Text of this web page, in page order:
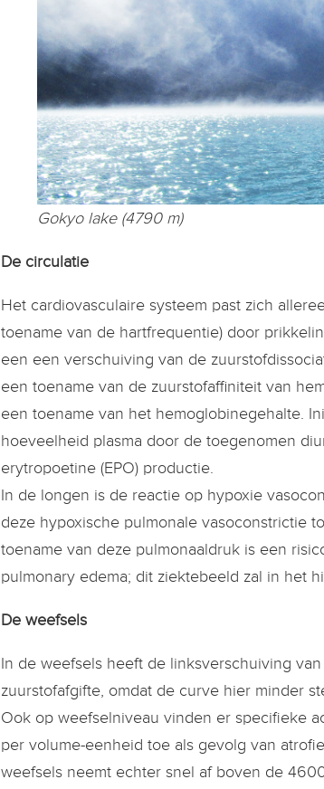
Gokyo lake (4790 m)
De circulatie
Het cardiovasculaire systeem past zich
toename van de hartfrequentie) door
een een verschuiving van de
een toename van de zuurstofaffiniteit van
een toename van het hemoglobinegehalte.
hoeveelheid plasma door de toegenomen
erytropoetine (EPO) productie.
In de longen is de reactie op hypoxie
deze hypoxische pulmonale vasoconstrictie
toename van deze pulmonaaldruk is een
pulmonary edema; dit ziektebeeld zal in het
De weefsels
In de weefsels heeft de linksverschuiving
zuurstofafgifte, omdat de curve hier minder
Ook op weefselniveau vinden er specifieke
per volume-eenheid toe als gevolg van
weefsels neemt echter snel af boven de